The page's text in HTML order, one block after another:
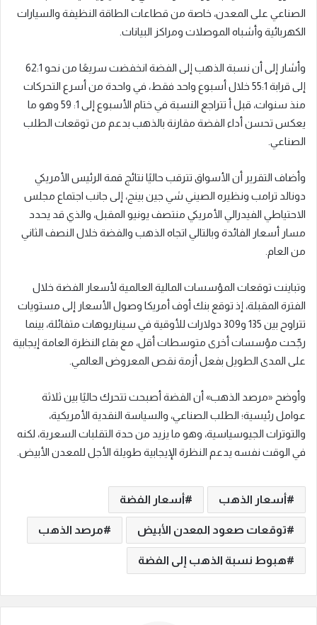
الصناعي على المعدن، خاصة من قطاعات الطاقة النظيفة والسيارات
الكهربائية وأشباه الموصلات ومراكز البيانات.
وأشار إلى أن نسبة الذهب إلى الفضة انخفضت سريعًا من نحو 62:1
إلى قرابة 55:1 خلال أسبوع واحد فقط، في واحدة من أسرع التحركات
منذ سنوات، قبل أ تتراجع النسبة في ختام الأسبوع إلى 1: 59 وهو ما
يعكس تحسن أداء الفضة مقارنة بالذهب بدعم من توقعات الطلب
الصناعي.
وأضاف التقرير أن الأسواق تترقب حاليًا نتائج قمة الرئيس الأمريكي
دونالد ترامب ونظيره الصيني شي جين بينج، إلى جانب اجتماع مجلس
الاحتياطي الفيدرالي الأمريكي منتصف يونيو المقبل، والذي قد يحدد
مسار أسعار الفائدة وبالتالي اتجاه الذهب والفضة خلال النصف الثاني
من العام.
وتباينت توقعات المؤسسات المالية العالمية لأسعار الفضة خلال
الفترة المقبلة، إذ توقع بنك أوف أمريكا وصول الأسعار إلى مستويات
تتراوح بين 135 و309 دولارات للأوقية في سيناريوهات متفائلة، بينما
رجّحت مؤسسات أخرى متوسطات أقل، مع بقاء النظرة العامة إيجابية
على المدى الطويل بفعل أزمة نقص المعروض العالمي.
وأوضح «مرصد الذهب» أن الفضة أصبحت تتحرك حاليًا بين ثلاثة
عوامل رئيسية؛ الطلب الصناعي، والسياسة النقدية الأمريكية،
والتوترات الجيوسياسية، وهو ما يزيد من حدة التقلبات السعرية، لكنه
في الوقت نفسه يدعم النظرة الإيجابية طويلة الأجل للمعدن الأبيض.
أسعار الذهب أسعار الفضة
توقعات صعود المعدن الأبيض مرصد الذهب
هبوط نسبة الذهب إلى الفضة